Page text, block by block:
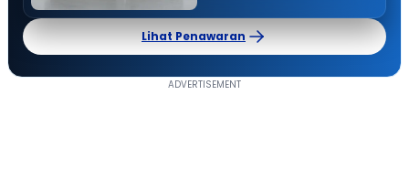
Lihat Penawaran